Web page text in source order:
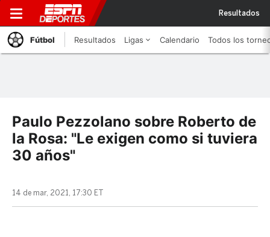
Resultados
Fútbol Resultados Ligas Calendario Todos los
Paulo Pezzolano sobre Roberto de
la Rosa: "Le exigen como si tuviera
30 años"
14 de mar, 2021, 17:30 ET